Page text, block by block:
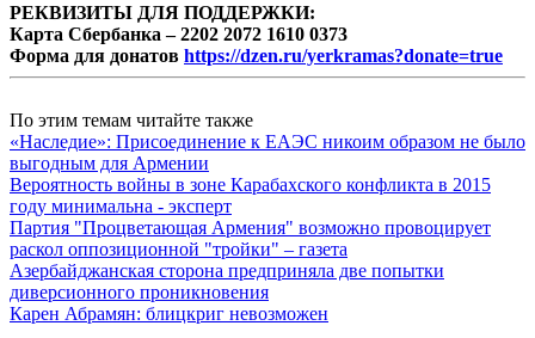
РЕКВИЗИТЫ ДЛЯ ПОДДЕРЖКИ:
Карта Сбербанка – 2202 2072 1610 0373
Форма для донатов https://dzen.ru/yerkramas?donate=true
По этим темам читайте также
«Наследие»: Присоединение к ЕАЭС никоим образом не было
выгодным для Армении
Вероятность войны в зоне Карабахского конфликта в 2015
году минимальна - эксперт
Партия "Процветающая Армения" возможно провоцирует
раскол оппозиционной "тройки" – газета
Азербайджанская сторона предприняла две попытки
диверсионного проникновения
Карен Абрамян: блицкриг невозможен